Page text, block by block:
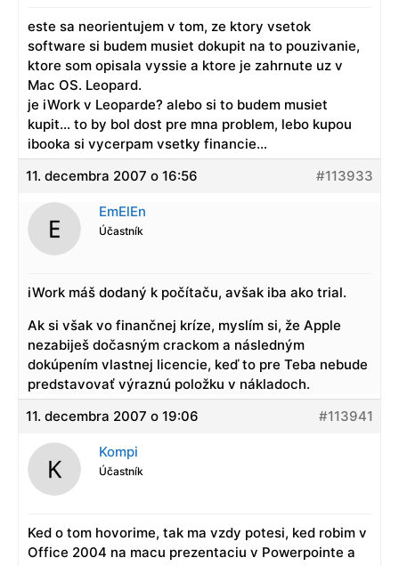
este sa neorientujem v tom, ze ktory vsetok
software si budem musiet dokupit na to pouzivanie,
ktore som opisala vyssie a ktore je zahrnute uz v
Mac OS. Leopard.
je iWork v Leoparde? alebo si to budem musiet
kupit… to by bol dost pre mna problem, lebo kupou
ibooka si vycerpam vsetky financie…
11. decembra 2007 o 16:56
#113933
EmElEn
Účastník
iWork máš dodaný k počítaču, avšak iba ako trial.
Ak si však vo finančnej kríze, myslím si, že Apple
nezabiješ dočasným crackom a následným
dokúpením vlastnej licencie, keď to pre Teba nebude
predstavovať výraznú položku v nákladoch.
11. decembra 2007 o 19:06
#113941
Kompi
Účastník
Ked o tom hovorime, tak ma vzdy potesi, ked robim v
Office 2004 na macu prezentaciu v Powerpointe a